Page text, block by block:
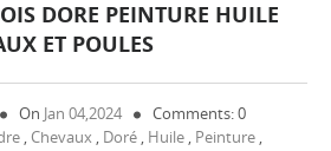
DORE PEINTURE HUILE
ET POULES
On Jan 04,2024
Comments: 0
, Chevaux , Doré , Huile , Peinture ,